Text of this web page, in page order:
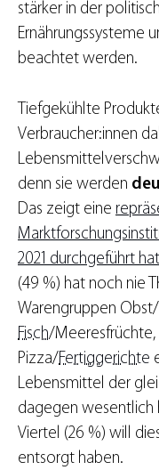
stärker in der
Ernährungssysteme
beachtet werden.
Tiefgekühlte
Verbraucher:innen
denn sie werden
Das zeigt eine
2021 durchgeführt hat
(49 %) hat noch nie
Warengruppen
Fisch/Meeresfrüchte,
Pizza/Fertiggerichte
Lebensmittel der
dagegen wesentlich
Viertel (26 %) will
entsorgt haben.